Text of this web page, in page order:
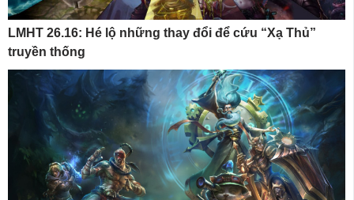
LMHT 26.16: Hé lộ những thay đổi để cứu “Xạ Thủ”
truyền thống